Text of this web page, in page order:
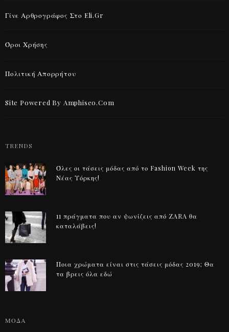
Γίνε Αρθρογράφος Στο Eli.gr
Όροι Χρήσης
Πολιτική Απορρήτου
Site Powered By Amphiseo.com
TRENDS
Όλες οι τάσεις μόδας από το Fashion Week της
Νέας Υόρκης!
11 πράγματα που αν ψωνίζεις από ZARA θα
καταλάβεις!
Ποια χρώματα είναι στις τάσεις μόδας 2019; Θα
τα βρεις όλα εδώ
ΜΟΔΑ